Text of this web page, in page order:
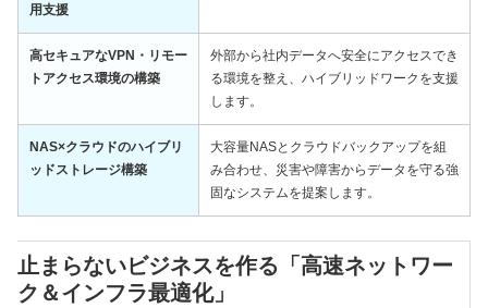
用支援
高セキュアなVPN・リモー
トアクセス環境の構築
外部から社内データへ安全にアクセスでき
る環境を整え、ハイブリッドワークを支援
します。
NAS×クラウドのハイブリ
ッドストレージ構築
大容量NASとクラウドバックアップを組
み合わせ、災害や障害からデータを守る強
固なシステムを提案します。
止まらないビジネスを作る「高速ネットワー
ク＆インフラ最適化」